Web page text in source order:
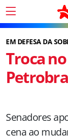
EM DEFESA DA
Troca
Senadores
cena ao